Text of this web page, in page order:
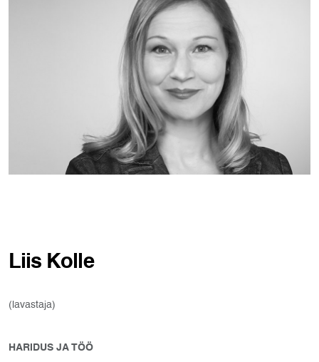
Liis Kolle
(lavastaja)
HARIDUS JA TÖÖ